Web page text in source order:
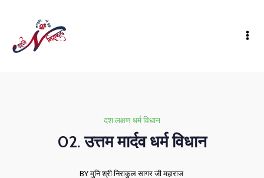
दश लक्षण धर्म विधान
02. उत्तम मार्दव धर्म विधान
BY मुनि श्री निराकुल सागर जी महाराज